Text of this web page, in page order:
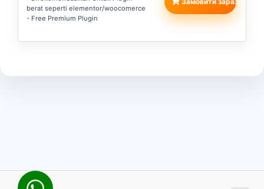
berat seperti elementor/woocomerce
- Free Premium Plugin